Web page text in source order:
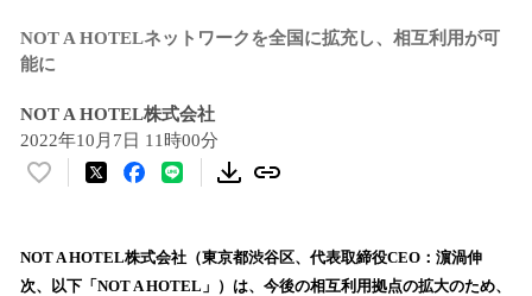
NOT A HOTELネットワークを全国に拡充し、相互利用が可
能に
NOT A HOTEL株式会社
2022年10月7日 11時00分
い
！
数
NOT A HOTEL株式会社（東京都渋谷区、代表取締役CEO：濵渦伸
次、以下「NOT A HOTEL」）は、今後の相互利用拠点の拡大のため、